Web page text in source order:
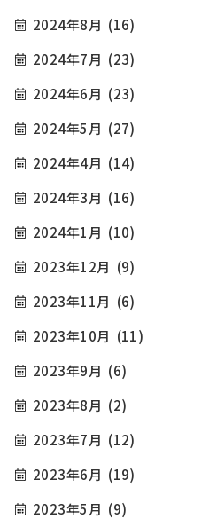
2024年8月 (16)
2024年7月 (23)
2024年6月 (23)
2024年5月 (27)
2024年4月 (14)
2024年3月 (16)
2024年1月 (10)
2023年12月 (9)
2023年11月 (6)
2023年10月 (11)
2023年9月 (6)
2023年8月 (2)
2023年7月 (12)
2023年6月 (19)
2023年5月 (9)